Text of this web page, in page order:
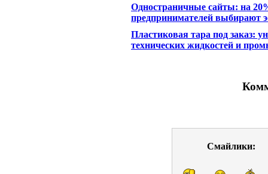
Одностраничные сайты: на
предпринимателей выбирают
Пластиковая тара под заказ:
технических жидкостей и
Смайлики: